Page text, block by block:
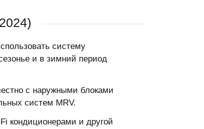
систему
и в зимний период
с наружными блоками
систем MRV.
кондиционерами и другой